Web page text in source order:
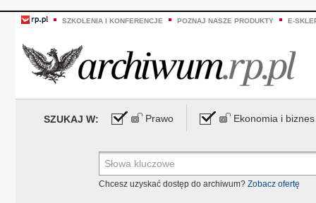
SZKOLENIA I KONFERENCJE POZNAJ NASZE PRODUKTY E-
SZUKAJ W: Prawo Ekonomia i biznes
Chcesz uzyskać dostęp do archiwum? Zobacz ofertę